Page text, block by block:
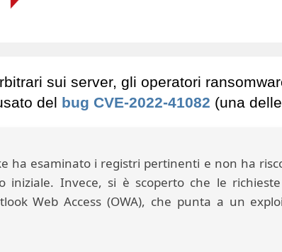
sui server, gli operatori
del bug CVE-2022-41082 (una
ha esaminato i registri pertinenti e non ha
iniziale. Invece, si è scoperto che le
Web Access (OWA), che punta a un